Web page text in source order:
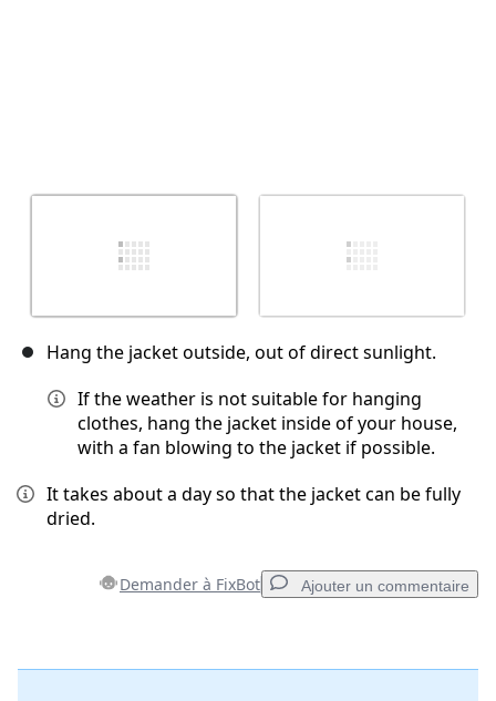
Hang the jacket outside, out of direct sunlight.
If the weather is not suitable for hanging
clothes, hang the jacket inside of your house,
with a fan blowing to the jacket if possible.
It takes about a day so that the jacket can be fully
dried.
Demander à FixBot Ajouter un commentaire